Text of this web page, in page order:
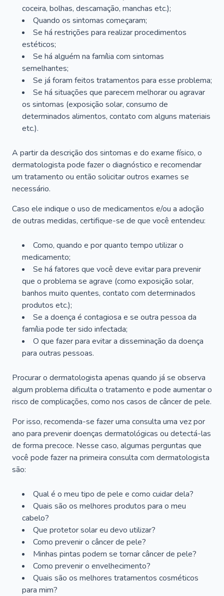
coceira, bolhas, descamação, manchas etc.);
Quando os sintomas começaram;
Se há restrições para realizar procedimentos
estéticos;
Se há alguém na família com sintomas
semelhantes;
Se já foram feitos tratamentos para esse problema;
Se há situações que parecem melhorar ou agravar
os sintomas (exposição solar, consumo de
determinados alimentos, contato com alguns materiais
etc.).
A partir da descrição dos sintomas e do exame físico, o
dermatologista pode fazer o diagnóstico e recomendar
um tratamento ou então solicitar outros exames se
necessário.
Caso ele indique o uso de medicamentos e/ou a adoção
de outras medidas, certifique-se de que você entendeu:
Como, quando e por quanto tempo utilizar o
medicamento;
Se há fatores que você deve evitar para prevenir
que o problema se agrave (como exposição solar,
banhos muito quentes, contato com determinados
produtos etc.);
Se a doença é contagiosa e se outra pessoa da
família pode ter sido infectada;
O que fazer para evitar a disseminação da doença
para outras pessoas.
Procurar o dermatologista apenas quando já se observa
algum problema dificulta o tratamento e pode aumentar o
risco de complicações, como nos casos de câncer de pele.
Por isso, recomenda-se fazer uma consulta uma vez por
ano para prevenir doenças dermatológicas ou detectá-las
de forma precoce. Nesse caso, algumas perguntas que
você pode fazer na primeira consulta com dermatologista
são:
Qual é o meu tipo de pele e como cuidar dela?
Quais são os melhores produtos para o meu
cabelo?
Que protetor solar eu devo utilizar?
Como prevenir o câncer de pele?
Minhas pintas podem se tornar câncer de pele?
Como prevenir o envelhecimento?
Quais são os melhores tratamentos cosméticos
para mim?